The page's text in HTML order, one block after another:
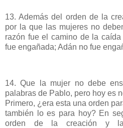
13. Además del orden de la
por la que las mujeres no
razón fue el camino de la
fue engañada; Adán no fue
14. Que la mujer no debe
palabras de Pablo, pero hoy es
Primero, ¿era esta una orden
también lo es para hoy? En
orden de la creación y